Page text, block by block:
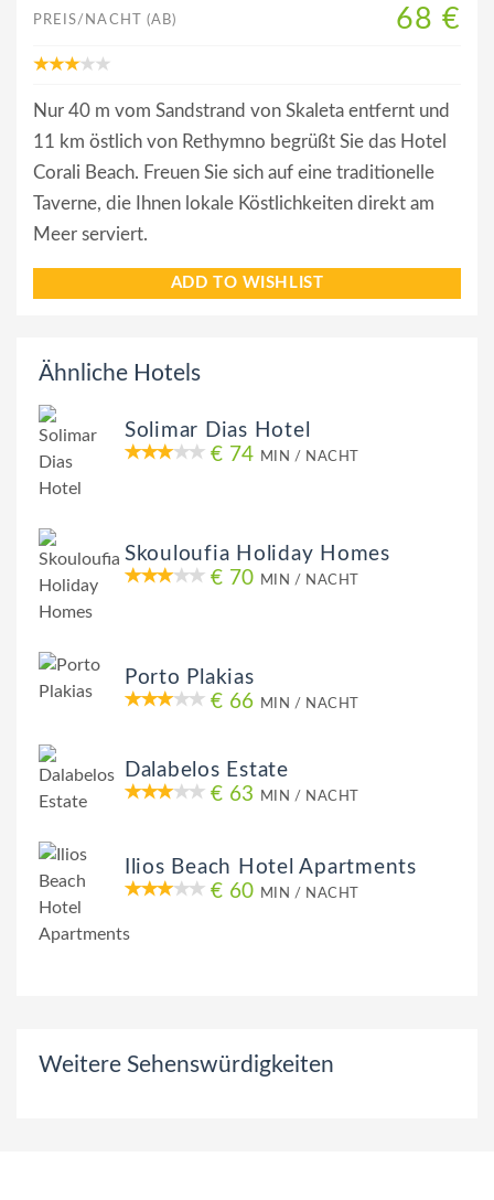
PREIS/NACHT (AB) 68 €
Nur 40 m vom Sandstrand von Skaleta entfernt und
11 km östlich von Rethymno begrüßt Sie das Hotel
Corali Beach. Freuen Sie sich auf eine traditionelle
Taverne, die Ihnen lokale Köstlichkeiten direkt am
Meer serviert.
ADD TO WISHLIST
Ähnliche Hotels
Solimar Dias Hotel
€ 74 MIN / NACHT
Skouloufia Holiday Homes
€ 70 MIN / NACHT
Porto Plakias
€ 66 MIN / NACHT
Dalabelos Estate
€ 63
MIN / NACHT
Ilios Beach Hotel Apartments
€ 60 MIN / NACHT
Weitere Sehenswürdigkeiten